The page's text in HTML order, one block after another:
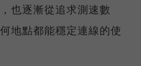
也逐漸從追求測速數
地點都能穩定連線的使